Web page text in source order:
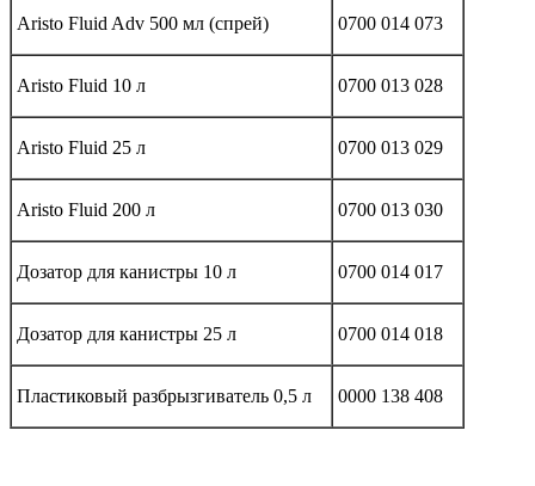
Aristo Fluid Adv 500 мл (спрей) 0700 014 073
Aristo Fluid 10 л 0700 013 028
Aristo Fluid 25 л 0700 013 029
Aristo Fluid 200 л 0700 013 030
Дозатор для канистры 10 л 0700 014 017
Дозатор для канистры 25 л 0700 014 018
Пластиковый разбрызгиватель 0,5 л 0000 138 408